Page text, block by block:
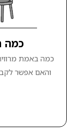
כמה
כמה באמת
והאם אפשר